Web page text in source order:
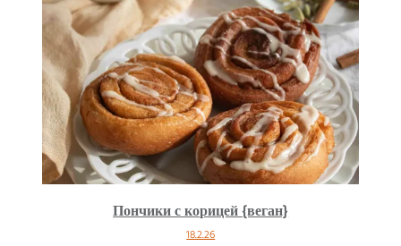
Пончики с корицей {веган}
18.2.26